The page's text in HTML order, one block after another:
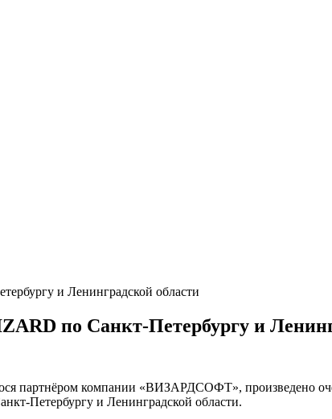
и Ленинградской области
по Санкт-Петербургу и
партнёром компании «ВИЗАРДСОФТ», произведено
Петербургу и Ленинградской области.